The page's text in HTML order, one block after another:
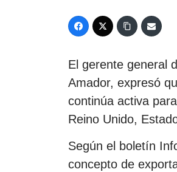
El gerente general
Amador, expresó
continúa activa
Reino Unido,
Según el boletín
concepto de